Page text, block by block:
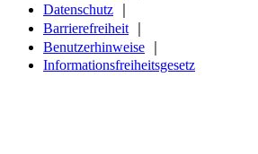
Datenschutz
Barrierefreiheit
Benutzerhinweise
Informationsfreiheitsgesetz